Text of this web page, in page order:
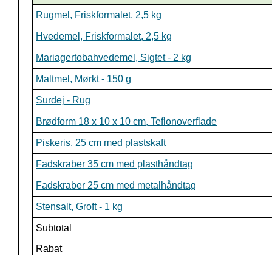
Rugmel, Friskformalet, 2,5 kg
Hvedemel, Friskformalet, 2,5 kg
Mariagertobahvedemel, Sigtet - 2 kg
Maltmel, Mørkt - 150 g
Surdej - Rug
Brødform 18 x 10 x 10 cm, Teflonoverflade
Piskeris, 25 cm med plastskaft
Fadskraber 35 cm med plasthåndtag
Fadskraber 25 cm med metalhåndtag
Stensalt, Groft - 1 kg
Subtotal
Rabat